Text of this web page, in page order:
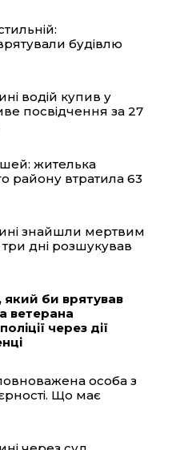
будівлю
водій купив у
посвідчення за 27
жителька
району втратила 63
знайшли мертвим
три дні розшукував
який би врятував
ветерана
через дії
особа з
Що має